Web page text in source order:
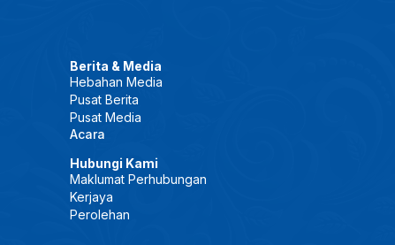
Berita & Media
Hebahan Media
Pusat Berita
Pusat Media
Acara
Hubungi Kami
Maklumat Perhubungan
Kerjaya
Perolehan